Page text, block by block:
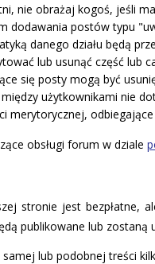
nie obrażaj kogoś, jeśli
dodawania postów typu
danego działu będą
lub usunąć część lub
się posty mogą być
użytkownikami nie
merytorycznej,
obsługi forum w dziale
stronie jest bezpłatne,
publikowane lub
lub podobnej treści